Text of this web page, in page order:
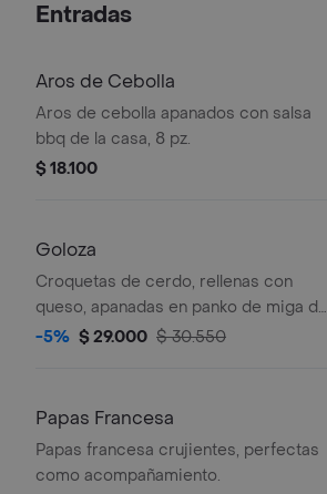
Entradas
Aros de Cebolla
Aros de cebolla apanados con salsa
bbq de la casa, 8 pz.
$ 18.100
Goloza
Croquetas de cerdo, rellenas con
queso, apanadas en panko de miga de
pan japonesa, y flores comestibles, 6
-5% $ 29.000 $ 30.550
Papas Francesa
Papas francesa crujientes, perfectas
como acompañamiento.